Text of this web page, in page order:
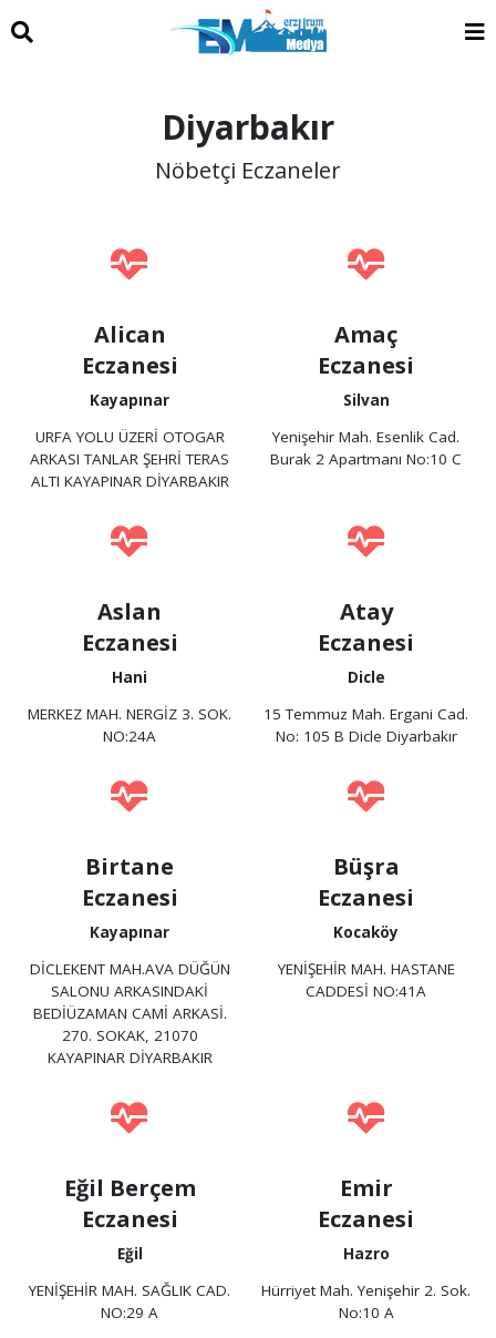
Diyarbakır
Nöbetçi Eczaneler
Alican
Eczanesi
Kayapınar
URFA YOLU ÜZERİ OTOGAR
ARKASI TANLAR ŞEHRİ TERAS
ALTI KAYAPINAR DİYARBAKIR
Amaç
Eczanesi
Silvan
Yenişehir Mah. Esenlik Cad.
Burak 2 Apartmanı No:10 C
Aslan
Eczanesi
Hani
MERKEZ MAH. NERGİZ 3. SOK.
NO:24A
Atay
Eczanesi
Dicle
15 Temmuz Mah. Ergani Cad.
No: 105 B Dicle Diyarbakır
Birtane
Eczanesi
Kayapınar
DİCLEKENT MAH.AVA DÜĞÜN
SALONU ARKASINDAKİ
BEDİÜZAMAN CAMİ ARKASİ.
270. SOKAK, 21070
KAYAPINAR DİYARBAKIR
Büşra
Eczanesi
Kocaköy
YENİŞEHİR MAH. HASTANE
CADDESİ NO:41A
Eğil Berçem
Eczanesi
Eğil
YENİŞEHİR MAH. SAĞLIK CAD.
NO:29 A
Emir
Eczanesi
Hazro
Hürriyet Mah. Yenişehir 2. Sok.
No:10 A